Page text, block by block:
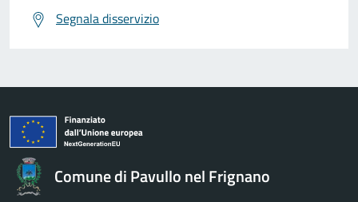
Segnala disservizio
Comune di Pavullo nel Frignano